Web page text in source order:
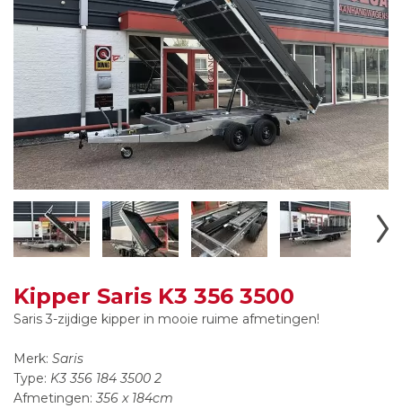
Kipper Saris K3 356 3500
Saris 3-zijdige kipper in mooie ruime afmetingen!
Merk: Saris
Type: K3 356 184 3500 2
Afmetingen: 356 x 184cm